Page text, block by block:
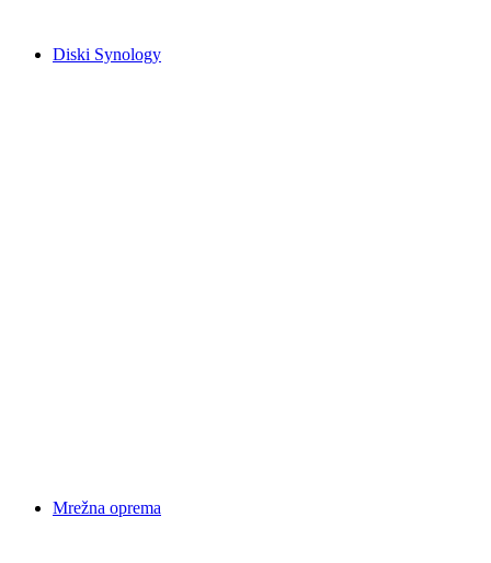
Diski Synology
Mrežna oprema